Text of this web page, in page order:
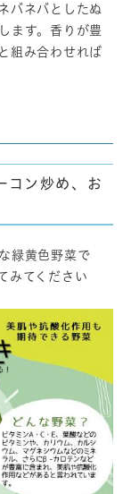
バネバとしたぬ
ます。香りが豊
組み合わせれば
コン炒め、お
緑黄色野菜で
みてください